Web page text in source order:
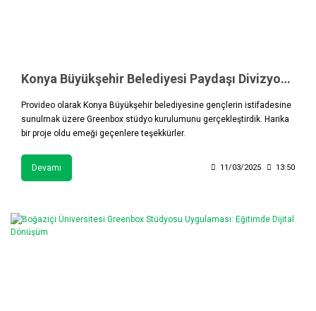
Konya Büyükşehir Belediyesi Paydaşı Divizyon’un Greenbox Stüdyosu Kuruldu.
Provideo olarak Konya Büyükşehir belediyesine gençlerin istifadesine
sunulmak üzere Greenbox stüdyo kurulumunu gerçekleştirdik. Harika
bir proje oldu emeği geçenlere teşekkürler.
Devamı 11/03/2025 13:50